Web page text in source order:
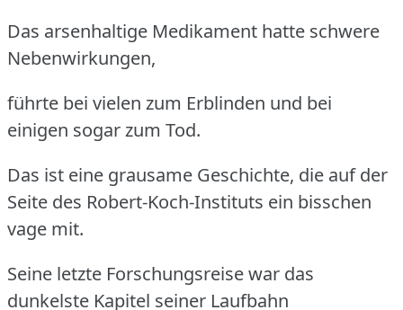
Das arsenhaltige Medikament hatte schwere
Nebenwirkungen,
führte bei vielen zum Erblinden und bei
einigen sogar zum Tod.
Das ist eine grausame Geschichte, die auf der
Seite des Robert-Koch-Instituts ein bisschen
vage mit.
Seine letzte Forschungsreise war das
dunkelste Kapitel seiner Laufbahn